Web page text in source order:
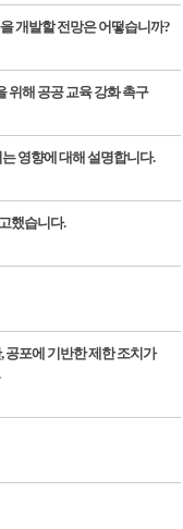
개발할 전망은 어떻습니까?
위해 공공 교육 강화 촉구
영향에 대해 설명합니다.
했습니다.
공포에 기반한 제한 조치가